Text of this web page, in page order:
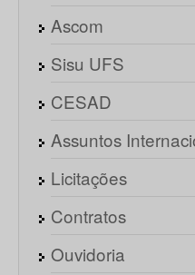
Ascom
Sisu UFS
CESAD
Assuntos
Licitações
Contratos
Ouvidoria